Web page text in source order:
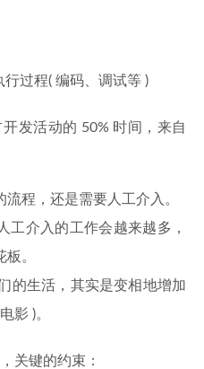
过程( 编码、调试等 )
发活动的 50% 时间，来自
程，还是需要人工介入。
工介入的工作会越来越多，
。
的生活，其实是变相地增加
影 )。
关键的约束：